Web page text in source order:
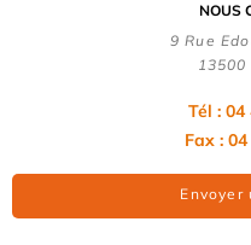
NOUS
9 Rue
Tél : 04
Fax :
Envoyer